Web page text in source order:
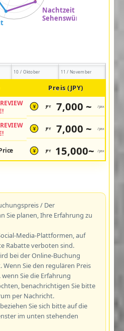
10 / Oktober 11 / November
Preis (JPY)
¥ JPY 7,000 ~ /pax
¥ JPY 7,000 ~ /pax
¥ JPY 15,000~ /pax
/ Der
Sie planen, Ihre Erfahrung zu
Media-Plattformen, auf
Rabatte verboten sind.
bei der Online-Buchung
Sie den regulären Preis
Sie die Erfahrung
benachrichtigen Sie bitte
per Nachricht.
Sie sich bitte auf die
im unten stehenden